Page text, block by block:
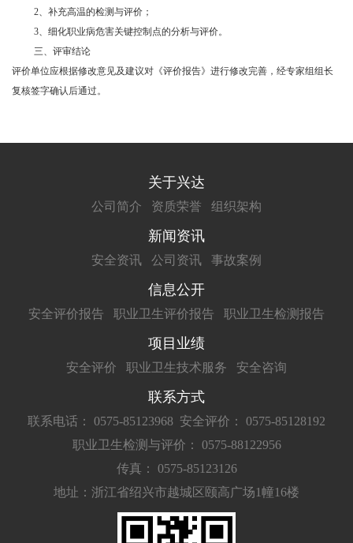
2、 补充高温的检测与评价 ；
3、 细化职业病危害关键控制点的分析与评价。
三、评审结论
评价单位应根据修改意见及建议对《评价报告》进行修改完善，经专家组组长
复核签字确认后通过。
关于兴达
公司简介 资质荣誉 组织架构
新闻资讯
安全资讯 公司资讯 事故案例
信息公开
安全评价报告 职业卫生评价报告 职业卫生检测报告
项目业绩
安全评价 职业卫生技术服务 安全咨询
联系方式
联系电话： 0575-85123968 安全评价： 0575-85128192
职业卫生检测与评价： 0575-88122956
传真： 0575-85123126
地址：浙江省绍兴市越城区颐高广场1幢16楼